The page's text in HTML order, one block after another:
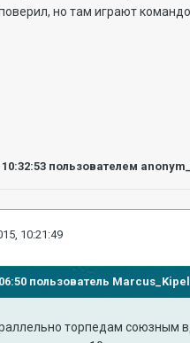
но там играют
пользователем
10:21:49
пользователь
торпедам союзным